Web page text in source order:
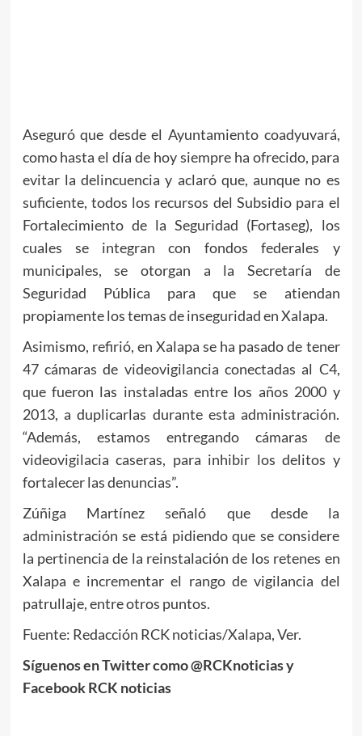
Aseguró que desde el Ayuntamiento coadyuvará,
como hasta el día de hoy siempre ha ofrecido, para
evitar la delincuencia y aclaró que, aunque no es
suficiente, todos los recursos del Subsidio para el
Fortalecimiento de la Seguridad (Fortaseg), los
cuales se integran con fondos federales y
municipales, se otorgan a la Secretaría de
Seguridad Pública para que se atiendan
propiamente los temas de inseguridad en Xalapa.
Asimismo, refirió, en Xalapa se ha pasado de tener
47 cámaras de videovigilancia conectadas al C4,
que fueron las instaladas entre los años 2000 y
2013, a duplicarlas durante esta administración.
“Además, estamos entregando cámaras de
videovigilacia caseras, para inhibir los delitos y
fortalecer las denuncias”.
Zúñiga Martínez señaló que desde la
administración se está pidiendo que se considere
la pertinencia de la reinstalación de los retenes en
Xalapa e incrementar el rango de vigilancia del
patrullaje, entre otros puntos.
Fuente: Redacción RCK noticias/Xalapa, Ver.
Síguenos en Twitter como @RCKnoticias y
Facebook RCK noticias